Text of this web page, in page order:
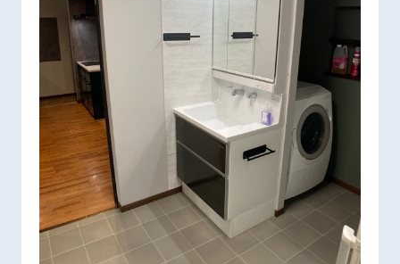
配置もリノベーションしてQOL（生活の質）の向